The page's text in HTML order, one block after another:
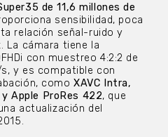
de 11,6 millones de
sensibilidad, poca
relación señal-ruido y
La cámara tiene la
con muestreo 4:2:2 de
y es compatible con
comoXAVC Intra,
y Apple ProRes 422, que
actualización del